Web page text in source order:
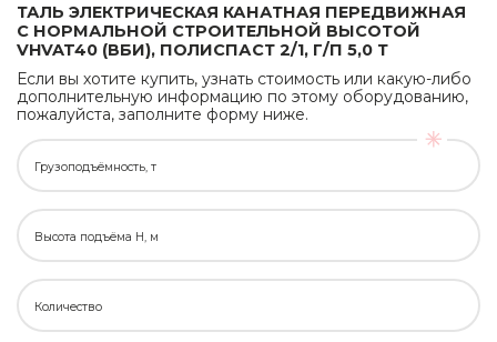
ТАЛЬ ЭЛЕКТРИЧЕСКАЯ КАНАТНАЯ ПЕРЕДВИЖНАЯ
С НОРМАЛЬНОЙ СТРОИТЕЛЬНОЙ ВЫСОТОЙ
VHVAT40 (ВБИ), ПОЛИСПАСТ 2/1, Г/П 5,0 Т
Если вы хотите купить, узнать стоимость или какую-либо
дополнительную информацию по этому оборудованию,
пожалуйста, заполните форму ниже.
Грузоподъёмность, т
Высота подъёма H, м
Количество